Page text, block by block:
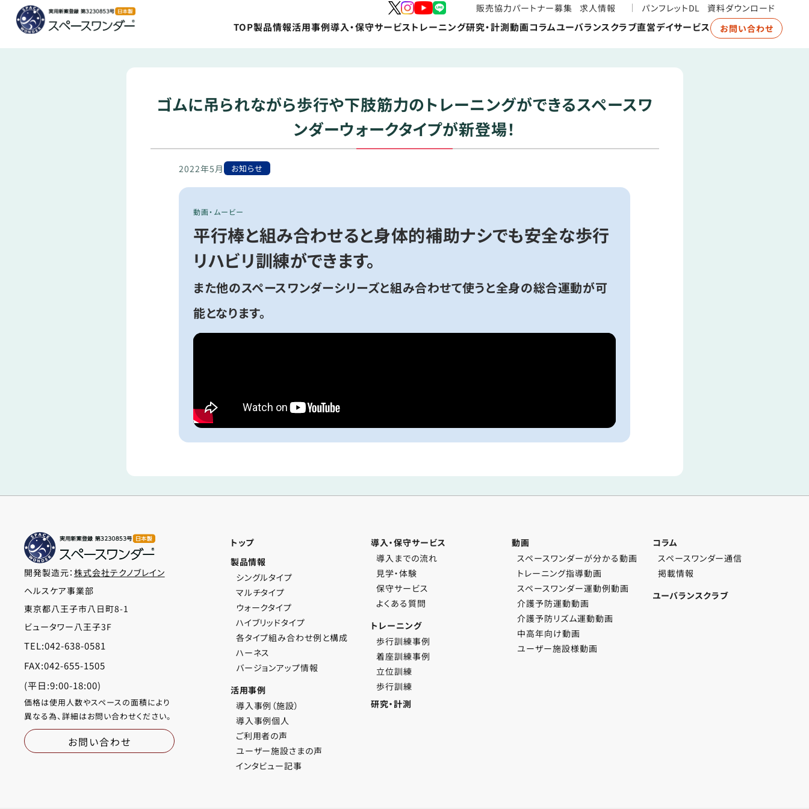
販売協力パートナー募集 求人情報 パンフレットDL 資料ダウンロード
TOP製品情報活用事例導入・保守サービストレーニング研究・計測動画コラムユーバランスクラブ直営デイサービス お問い合わせ
ゴムに吊られながら歩行や下肢筋力のトレーニングができるスペースワ
ンダーウォークタイプが新登場！
2022年5月 お知らせ
動画・ムービー
平行棒と組み合わせると身体的補助ナシでも安全な歩行
リハビリ訓練ができます。
また他のスペースワンダーシリーズと組み合わせて使うと全身の総合運動が可
能となります。
開発製造元：株式会社テクノブレイン
ヘルスケア事業部
東京都八王子市八日町8-1
ビュータワー八王子3F
TEL:042-638-0581
FAX:042-655-1505
(平日:9:00-18:00)
価格は使用人数やスペースの面積により
異なる為、詳細はお問い合わせください。
お問い合わせ
トップ
製品情報
シングルタイプ
マルチタイプ
ウォークタイプ
ハイブリッドタイプ
各タイプ組み合わせ例と構成
ハーネス
バージョンアップ情報
活用事例
導入事例（施設）
導入事例個人
ご利用者の声
ユーザー施設さまの声
インタビュー記事
導入・保守サービス
導入までの流れ
見学・体験
保守サービス
よくある質問
トレーニング
歩行訓練事例
着座訓練事例
立位訓練
歩行訓練
研究・計測
動画
スペースワンダーが分かる動画
トレーニング指導動画
スペースワンダー運動例動画
介護予防運動動画
介護予防リズム運動動画
中高年向け動画
ユーザー施設様動画
コラム
スペースワンダー通信
掲載情報
ユーバランスクラブ